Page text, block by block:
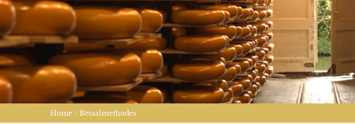
Home / Betaalmethodes